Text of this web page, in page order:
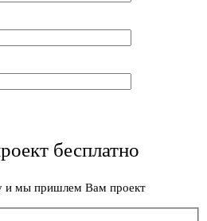
бесплатно
и мы пришлем Вам проект